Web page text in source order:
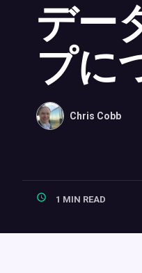
デー
プに
Chris Cobb
1 MIN READ